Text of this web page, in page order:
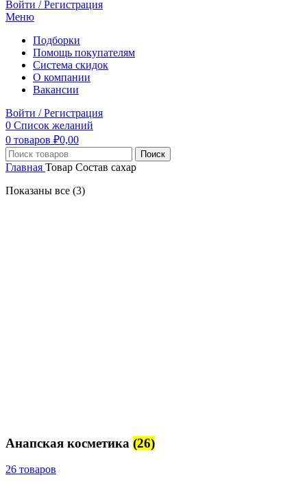
Войти / Регистрация
Меню
Подборки
Помощь покупателям
Система скидок
О компании
Вакансии
Войти / Регистрация
0 Список желаний
0 товаров ₽0,00
Поиск
Главная Товар Состав сахар
Показаны все (3)
Анапская косметика (26)
26 товаров